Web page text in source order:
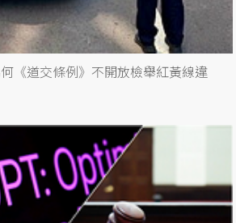
《道交條例》不開放檢舉紅黃線違